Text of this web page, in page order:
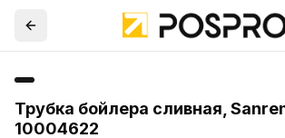
Трубка бойлера сливная,
10004622